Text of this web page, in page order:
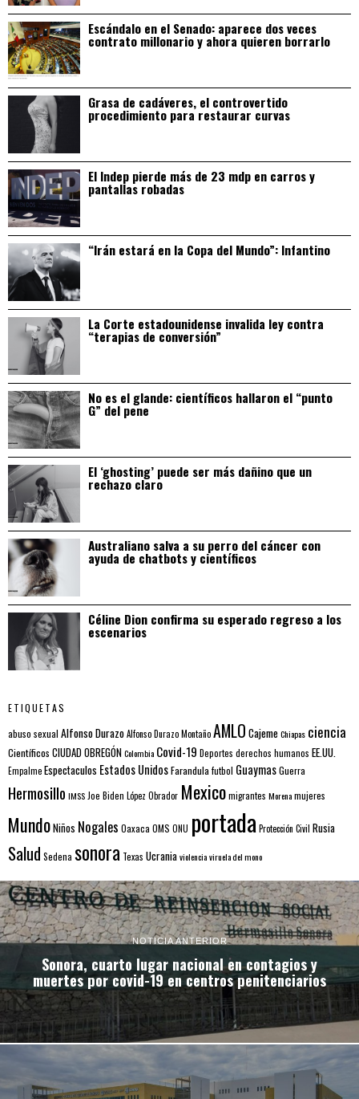
Escándalo en el Senado: aparece dos veces
contrato millonario y ahora quieren borrarlo
Grasa de cadáveres, el controvertido
procedimiento para restaurar curvas
El Indep pierde más de 23 mdp en carros y
pantallas robadas
“Irán estará en la Copa del Mundo”: Infantino
La Corte estadounidense invalida ley contra
“terapias de conversión”
No es el glande: científicos hallaron el “punto
G” del pene
El ‘ghosting’ puede ser más dañino que un
rechazo claro
Australiano salva a su perro del cáncer con
ayuda de chatbots y científicos
Céline Dion confirma su esperado regreso a los
escenarios
ETIQUETAS
abuso sexual Alfonso DurazoAlfonso Durazo MontañoAMLO CajemeChiapas ciencia
Científicos CIUDAD OBREGÓNColombia Covid-19 Deportes derechos humanos EE.UU.
EmpalmeEspectaculos Estados UnidosFarandulafutbol GuaymasGuerra
Hermosillo IMSS Joe Biden López Obrador Mexicomigrantes Morenamujeres
MundoNiños Nogales Oaxaca OMS ONU portada Protección Civil Rusia
Salud Sedena sonora Texas Ucraniaviolenciaviruela del mono
NOTICIA ANTERIOR
Sonora, cuarto lugar nacional en contagios y
muertes por covid-19 en centros penitenciarios